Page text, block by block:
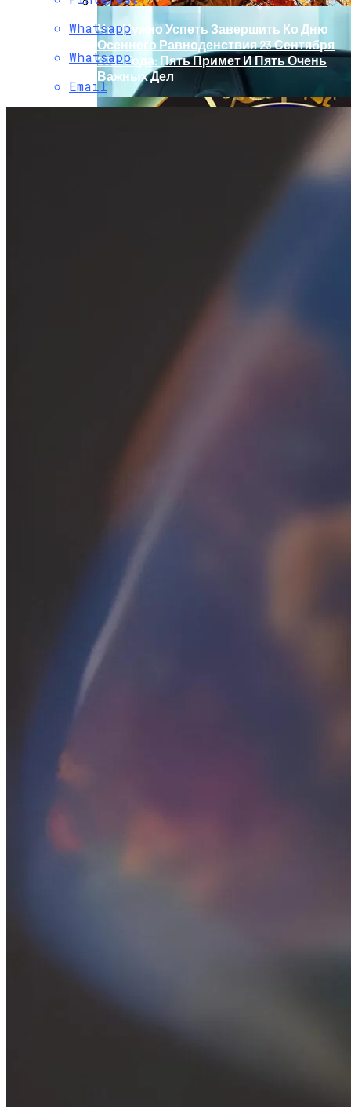
Электромобиль Xiaomi: Внешность Уже
Известна, Имя – Еще Нет
Что Нужно Успеть Завершить Ко Дню
Осеннего Равноденствия 23 Сентября
2023 Года: Пять Примет И Пять Очень
Важных Дел
Whatsapp
Whatsapp
Email